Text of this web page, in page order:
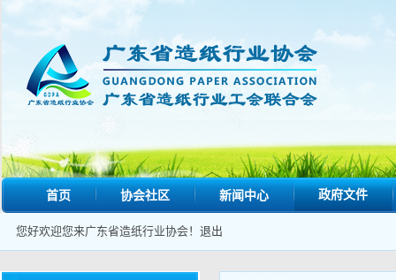
首页 协会社区 新闻中心 政府文件
您好欢迎您来广东省造纸行业协会！ 退出